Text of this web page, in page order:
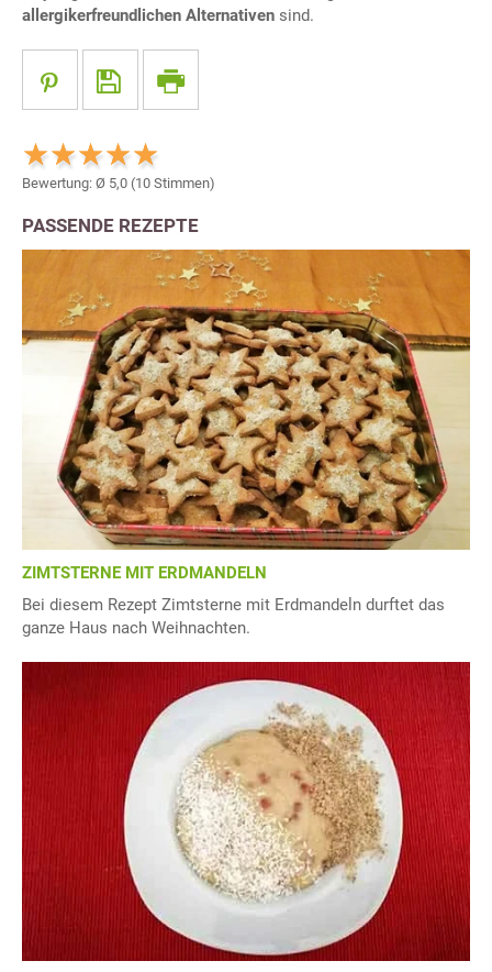
allergikerfreundlichen Alternativen sind.
Bewertung: Ø 5,0 (10 Stimmen)
PASSENDE REZEPTE
ZIMTSTERNE MIT ERDMANDELN
Bei diesem Rezept Zimtsterne mit Erdmandeln durftet das
ganze Haus nach Weihnachten.